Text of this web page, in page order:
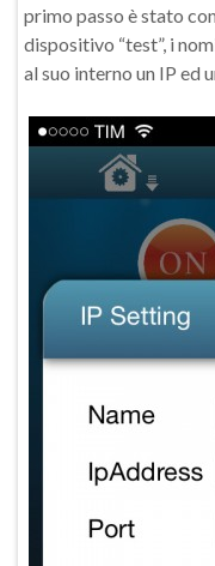
primo passo è stato
dispositivo “test”, i
al suo interno un IP ed